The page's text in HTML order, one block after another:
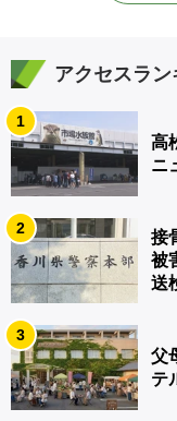
アクセスラン
1
高
ニ
2
接
被
送
3
父
テ